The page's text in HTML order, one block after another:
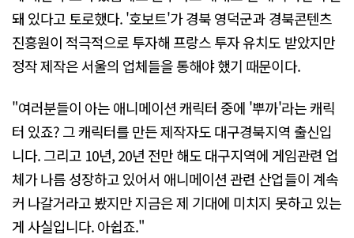
돼 있다고 토로했다. '호보트'가 경북 영덕군과 경북콘텐츠
진흥원이 적극적으로 투자해 프랑스 투자 유치도 받았지만
정작 제작은 서울의 업체들을 통해야 했기 때문이다.
"여러분들이 아는 애니메이션 캐릭터 중에 '뿌까'라는 캐릭
터 있죠? 그 캐릭터를 만든 제작자도 대구경북지역 출신입
니다. 그리고 10년, 20년 전만 해도 대구지역에 게임관련 업
체가 나름 성장하고 있어서 애니메이션 관련 산업들이 계속
커 나갈거라고 봤지만 지금은 제 기대에 미치지 못하고 있는
게 사실입니다. 아쉽죠."